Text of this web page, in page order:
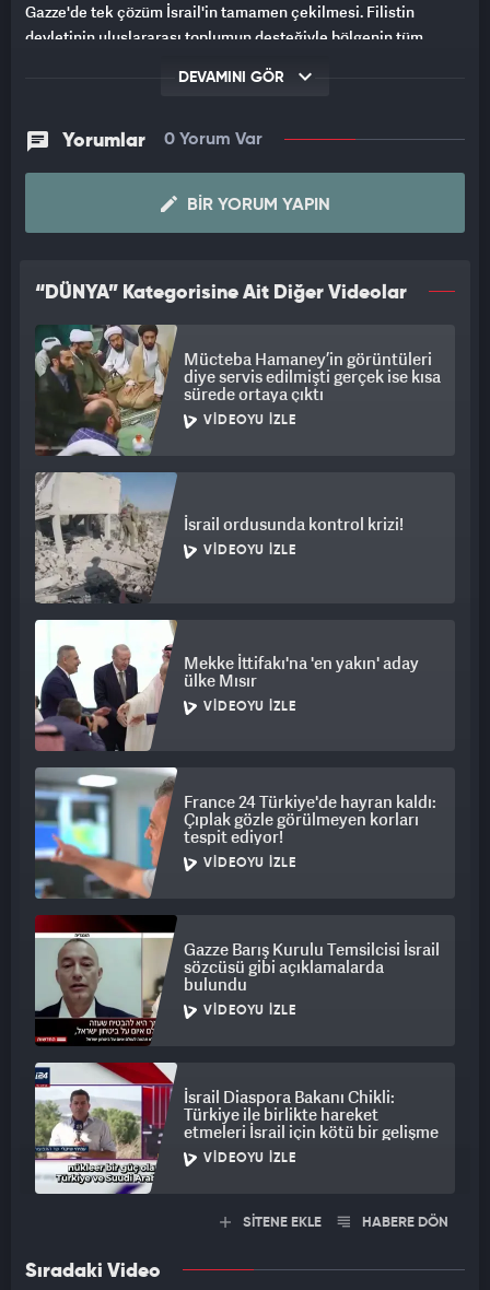
Gazze'de tek çözüm İsrail'in tamamen çekilmesi. Filistin
devletinin uluslararası toplumun desteğiyle bölgenin tüm
DEVAMINI GÖR
Yorumlar 0 Yorum Var
BIR YORUM YAPIN
“DÜNYA” Kategorisine Ait Diğer Videolar
Mücteba Hamaney’in görüntüleri
diye servis edilmişti gerçek ise kısa
sürede ortaya çıktı
VIDEOYU İZLE
İsrail ordusunda kontrol krizi!
VIDEOYU İZLE
Mekke İttifakı'na 'en yakın' aday
ülke Mısır
VIDEOYU İZLE
France 24 Türkiye'de hayran kaldı:
Çıplak gözle görülmeyen korları
tespit ediyor!
VIDEOYU İZLE
Gazze Barış Kurulu Temsilcisi İsrail
sözcüsü gibi açıklamalarda
bulundu
VIDEOYU İZLE
İsrail Diaspora Bakanı Chikli:
Türkiye ile birlikte hareket
etmeleri İsrail için kötü bir gelişme
VIDEOYU İZLE
SİTENE EKLE HABERE DÖN
Sıradaki Video